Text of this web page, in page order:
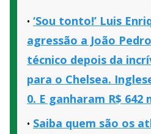
‘Sou tonto!’ Luis
agressão a João
técnico depois da
para o Chelsea.
0. E ganharam R$ 642
Saiba quem são os